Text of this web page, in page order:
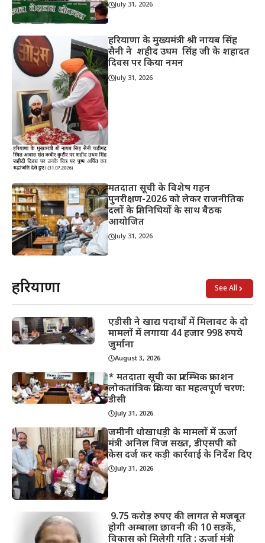
July 31, 2026
हरियाणा के मुख्यमंत्री श्री नायब सिंह
सैनी ने शहीद उधम सिंह जी के शहादत
दिवस पर किया नमन
July 31, 2026
मतदाता सूची के विशेष गहन
पुनरीक्षण-2026 को लेकर राजनीतिक
दलों के प्रतिनिधियों के साथ बैठक
आयोजित
July 31, 2026
हरियाणा See All
एडीसी ने खाद्य पदार्थों में मिलावट के दो
मामलों में लगाया 44 हजार 998 रुपये
जुर्माना
August 3, 2026
* मतदाता सूची का प्रारम्भिक प्रकाशन
लोकतांत्रिक प्रक्रिया का महत्वपूर्ण चरण:
डीसी
July 31, 2026
जमीनी धोखाधड़ी के मामलों में ऊर्जा
मंत्री अनिल विज सख्त, डीएसपी को
केस दर्ज कर कड़ी कार्रवाई के निर्देश दिए
July 31, 2026
9.75 करोड़ रुपए की लागत से मजबूत
होगी अम्बाला छावनी की 10 सड़कें,
विकास को मिलेगी गति : ऊर्जा मंत्री